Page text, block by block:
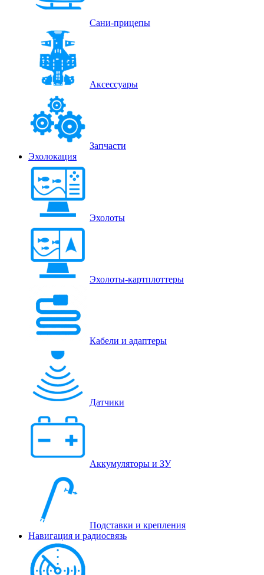
Сани-прицепы
Аксессуары
Запчасти
Эхолокация
Эхолоты
Эхолоты-картплоттеры
Кабели и адаптеры
Датчики
Аккумуляторы и ЗУ
Подставки и крепления
Навигация и радиосвязь